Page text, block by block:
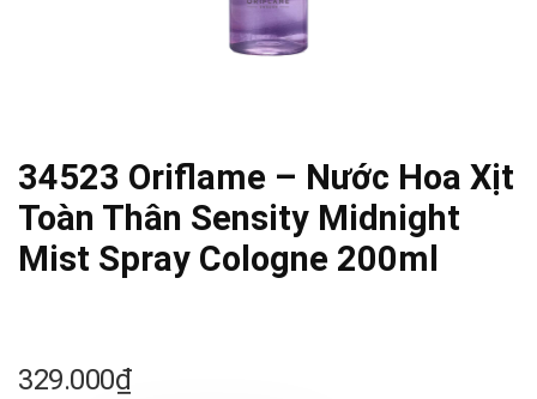
34523 Oriflame – Nước Hoa Xịt
Toàn Thân Sensity Midnight
Mist Spray Cologne 200ml
329.000₫